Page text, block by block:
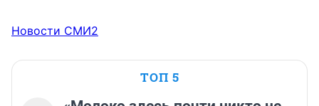
Новости СМИ2
ТОП 5